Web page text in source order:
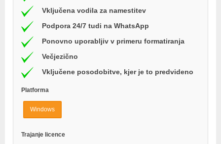
Vključena vodila za namestitev
Podpora 24/7 tudi na WhatsApp
Ponovno uporabljiv v primeru formatiranja
Večjezično
Vključene posodobitve, kjer je to predvideno
Platforma
Windows
Trajanje licence